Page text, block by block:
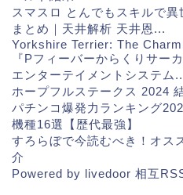
スマスロ とんでもスキルで
まとめ｜天井解析 天井恩...
Yorkshire Terrier: The
『Pフィーバーからくりサー
エンターテイメントシステム
ホープフルステークス 2024
パチンコ爆発力ランキング
機種16選【歴代最強】
すろらぼで今読むべき！オス
介
Powered by livedoor 相互